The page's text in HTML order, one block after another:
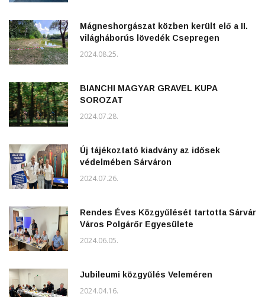
Mágneshorgászat közben került elő a II.
világháborús lövedék Csepregen
2024.08.25.
BIANCHI MAGYAR GRAVEL KUPA
SOROZAT
2024.07.28.
Új tájékoztató kiadvány az idősek
védelmében Sárváron
2024.07.26.
Rendes Éves Közgyűlését tartotta Sárvár
Város Polgárőr Egyesülete
2024.06.05.
Jubileumi közgyűlés Veleméren
2024.04.16.